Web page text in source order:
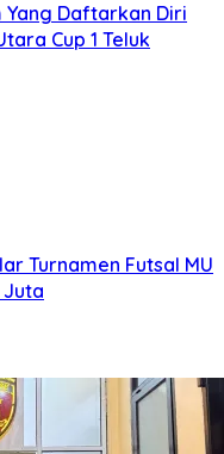
Yang Daftarkan Diri
Cup 1 Teluk
Turnamen Futsal MU
Juta